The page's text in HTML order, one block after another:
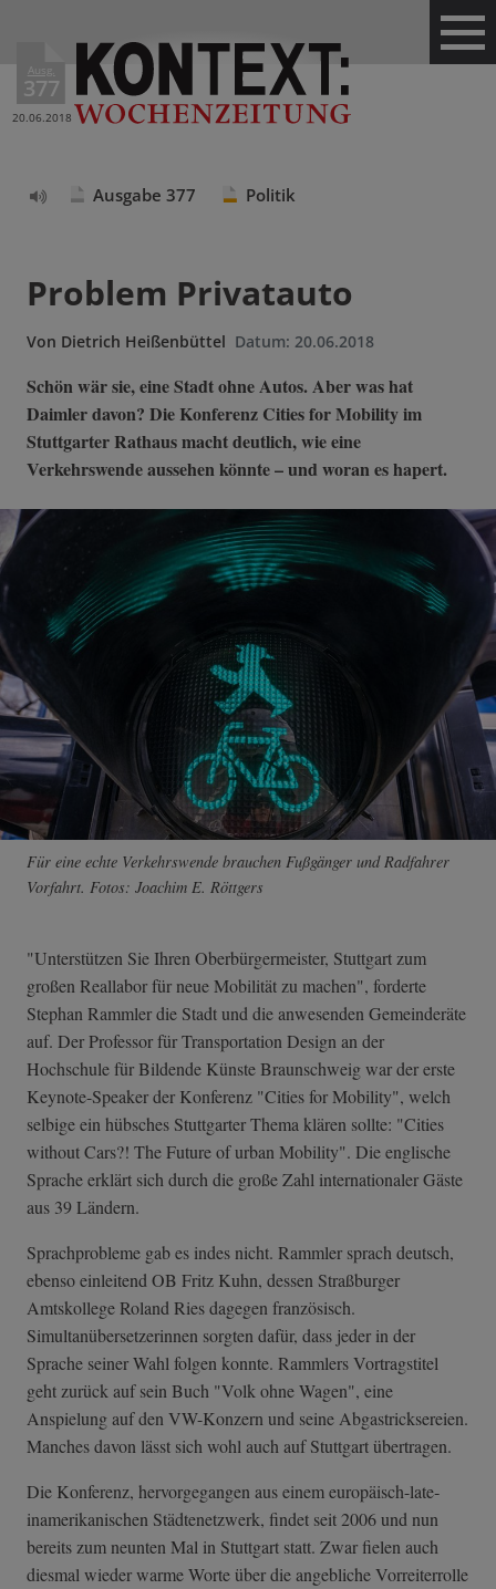
Ausg.
377
20.06.2018
Ausgabe 377 Politik
Problem Privatauto
Von Dietrich Heißenbüttel Datum: 20.06.2018
Schön wär sie, eine Stadt ohne Autos. Aber was hat
Daimler davon? Die Konferenz Cities for Mobility im
Stuttgarter Rathaus macht deutlich, wie eine
Verkehrswende aussehen könnte – und woran es hapert.
Für eine echte Verkehrswende brauchen Fußgänger und Radfahrer
Vorfahrt. Fotos: Joachim E. Röttgers
"Unterstützen Sie Ihren Oberbürgermeister, Stuttgart zum
großen Reallabor für neue Mobilität zu machen", forderte
Stephan Rammler die Stadt und die anwesenden Gemeinderäte
auf. Der Professor für Transportation Design an der
Hochschule für Bildende Künste Braunschweig war der erste
Keynote-Speaker der Konferenz "Cities for Mobility", welch
selbige ein hübsches Stuttgarter Thema klären sollte: "Cities
without Cars?! The Future of urban Mobility". Die englische
Sprache erklärt sich durch die große Zahl internationaler Gäste
aus 39 Ländern.
Sprachprobleme gab es indes nicht. Rammler sprach deutsch,
ebenso einleitend OB Fritz Kuhn, dessen Straßburger
Amtskollege Roland Ries dagegen französisch.
Simultanübersetzerinnen sorgten dafür, dass jeder in der
Sprache seiner Wahl folgen konnte. Rammlers Vortragstitel
geht zurück auf sein Buch "Volk ohne Wagen", eine
Anspielung auf den VW-Konzern und seine Abgastricksereien.
Manches davon lässt sich wohl auch auf Stuttgart übertragen.
Die Konferenz, hervorgegangen aus einem europäisch-late­
inamerikanische­n Städtenetzwerk, findet seit 2006 und nun
bereits zum neunten Mal in Stuttgart statt. Zwar fielen auch
diesmal wieder warme Worte über die angebliche Vorreiterrolle